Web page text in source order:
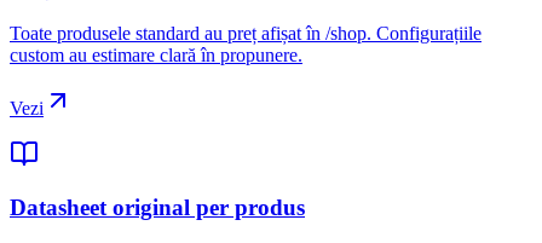
Toate produsele standard au preț afișat în /shop. Configurațiile
custom au estimare clară în propunere.
Vezi
Datasheet original per produs